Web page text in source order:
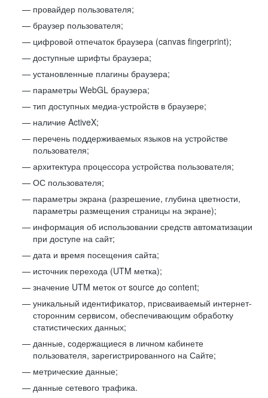
провайдер пользователя;
браузер пользователя;
цифровой отпечаток браузера (canvas fingerprint);
доступные шрифты браузера;
установленные плагины браузера;
параметры WebGL браузера;
тип доступных медиа-устройств в браузере;
наличие ActiveX;
перечень поддерживаемых языков на устройстве
пользователя;
архитектура процессора устройства пользователя;
ОС пользователя;
параметры экрана (разрешение, глубина цветности,
параметры размещения страницы на экране);
информация об использовании средств автоматизации
при доступе на сайт;
дата и время посещения сайта;
источник перехода (UTM метка);
значение UTM меток от source до content;
уникальный идентификатор, присваиваемый интернет-
сторонним сервисом, обеспечивающим обработку
статистических данных;
данные, содержащиеся в личном кабинете
пользователя, зарегистрированного на Сайте;
метрические данные;
данные сетевого трафика.